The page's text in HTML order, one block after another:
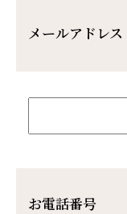
メールアドレス
お電話番号